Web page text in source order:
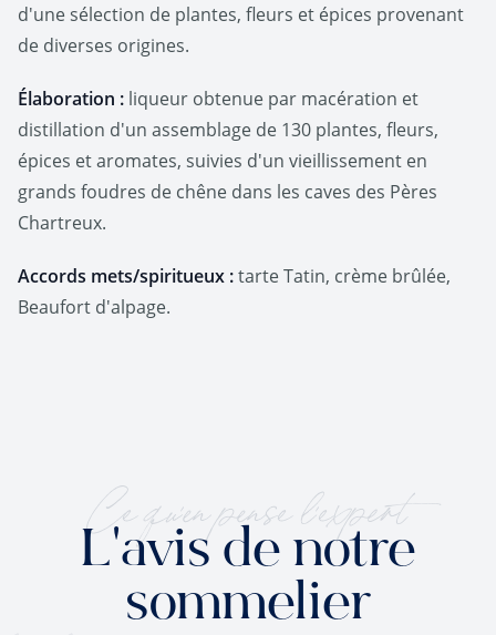
d'une sélection de plantes, fleurs et épices provenant
de diverses origines.
Élaboration : liqueur obtenue par macération et
distillation d'un assemblage de 130 plantes, fleurs,
épices et aromates, suivies d'un vieillissement en
grands foudres de chêne dans les caves des Pères
Chartreux.
Accords mets/spiritueux :tarte Tatin, crème brûlée,
Beaufort d'alpage.
Ce qu'en pense l'expert
L'avis de notre
sommelier